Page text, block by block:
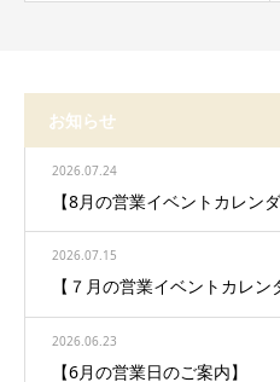
お知らせ
2026.07.24
【8月の営業イベントカレンダ
2026.07.15
【７月の営業イベントカレン
2026.06.23
【6月の営業日のご案内】